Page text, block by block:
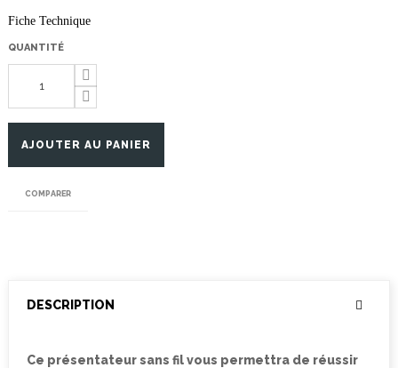
Fiche Technique
QUANTITÉ
AJOUTER AU PANIER
COMPARER
DESCRIPTION
Ce présentateur sans fil vous permettra de réussir